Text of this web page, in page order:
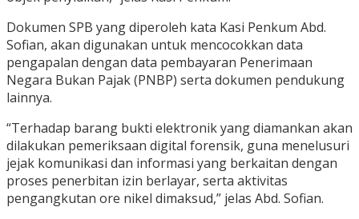
Dokumen SPB yang diperoleh kata Kasi Penkum Abd.
Sofian, akan digunakan untuk mencocokkan data
pengapalan dengan data pembayaran Penerimaan
Negara Bukan Pajak (PNBP) serta dokumen pendukung
lainnya.
“Terhadap barang bukti elektronik yang diamankan akan
dilakukan pemeriksaan digital forensik, guna menelusuri
jejak komunikasi dan informasi yang berkaitan dengan
proses penerbitan izin berlayar, serta aktivitas
pengangkutan ore nikel dimaksud,” jelas Abd. Sofian.